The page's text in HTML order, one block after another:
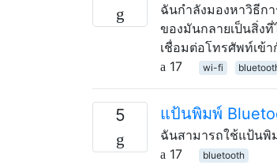
ฉันกำลังมองหาวิธีก
ของมันกลายเป็นสิ่ง
เชื่อมต่อโทรศัพท์เข้
17
wi-fi
5 แป้นพิมพ์
ฉันสามารถใช้แป้นพิ
17
bluetooth